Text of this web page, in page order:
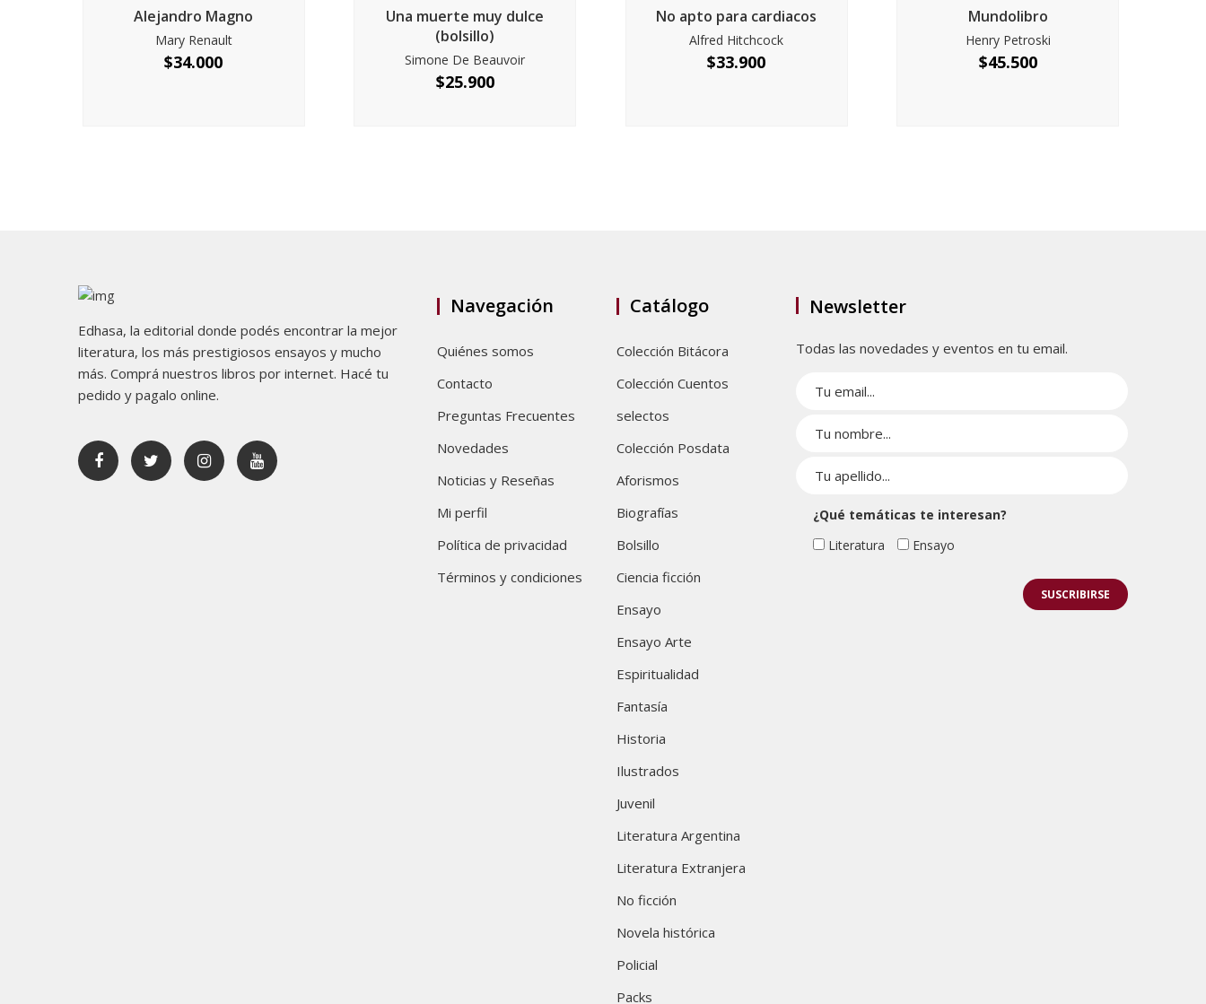
Alejandro Magno
Mary Renault
$34.000
Una muerte muy dulce
(bolsillo)
Simone De Beauvoir
$25.900
No apto para cardiacos
Alfred Hitchcock
$33.900
Mundolibro
Henry Petroski
$45.500
Edhasa, la editorial donde podés encontrar la mejor
literatura, los más prestigiosos ensayos y mucho
más. Comprá nuestros libros por internet. Hacé tu
pedido y pagalo online.
Navegación
Quiénes somos
Contacto
Preguntas Frecuentes
Novedades
Noticias y Reseñas
Mi perfil
Política de privacidad
Términos y condiciones
Catálogo
Colección Bitácora
Colección Cuentos
selectos
Colección Posdata
Aforismos
Biografías
Bolsillo
Ciencia ficción
Ensayo
Ensayo Arte
Espiritualidad
Fantasía
Historia
Ilustrados
Juvenil
Literatura Argentina
Literatura Extranjera
No ficción
Novela histórica
Policial
Packs
Newsletter
Todas las novedades y eventos en tu email.
¿Qué temáticas te interesan?
Literatura
Ensayo